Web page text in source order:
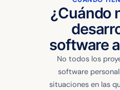
¿Cuándo
software
No todos los
software
situaciones en las